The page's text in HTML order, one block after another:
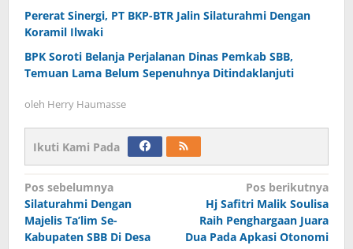
Pererat Sinergi, PT BKP-BTR Jalin Silaturahmi Dengan
Koramil Ilwaki
BPK Soroti Belanja Perjalanan Dinas Pemkab SBB,
Temuan Lama Belum Sepenuhnya Ditindaklanjuti
oleh Herry Haumasse
Ikuti Kami Pada
Navigasi
pos
Pos sebelumnya
Silaturahmi Dengan
Majelis Ta’lim Se-
Kabupaten SBB Di Desa
Pos berikutnya
Hj Safitri Malik Soulisa
Raih Penghargaan Juara
Dua Pada Apkasi Otonomi